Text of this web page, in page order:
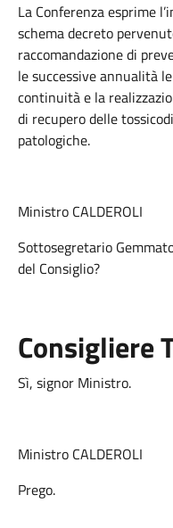
La Conferenza esprime
schema decreto
raccomandazione di
le successive annualità
continuità e la
di recupero delle
patologiche.
Ministro CALDEROLI
Sottosegretario
del Consiglio?
Consigliere
Sì, signor Ministro.
Ministro CALDEROLI
Prego.